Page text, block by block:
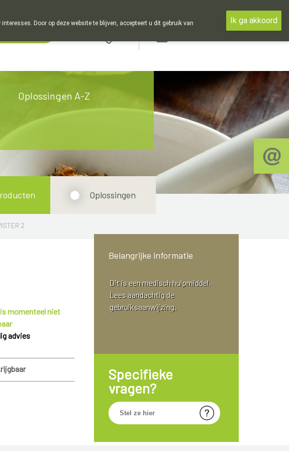
Oplossingen A-Z
2
Oplossingen
momenteel niet
advies
Belangrijke informatie
Dit is een medisch hulpmiddel.
Lees aandachtig de
gebruiksaanwijzing.
Specifieke
vragen?
Door op deze website te blijven, accepteert u dit gebruik van
Ik ga akkoord